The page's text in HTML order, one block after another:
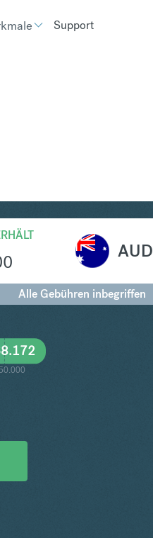
Support
AUD
Alle Gebühren inbegriffen